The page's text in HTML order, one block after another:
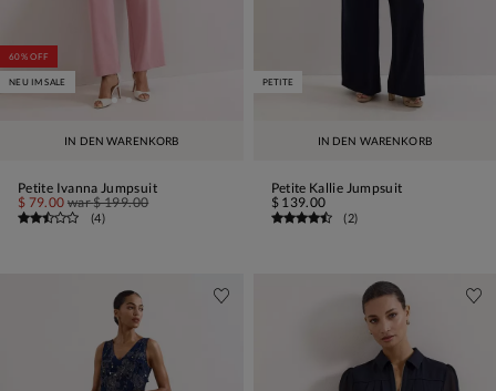
IN DEN WARENKORB
60% OFF
NEU IM SALE
Petite Ivanna Jumpsuit
$ 79.00 war$ 199.00
(4)
IN DEN WARENKORB
PETITE
Petite Kallie Jumpsuit
$ 139.00
(2)